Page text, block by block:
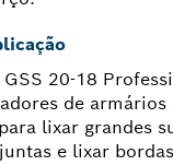
20-18
de
lixar grandes
e lixar